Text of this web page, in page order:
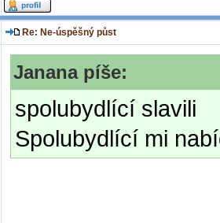
Re: Ne-úspěšný půst
Janana píše:
spolubydlící slavili
Spolubydlící mi